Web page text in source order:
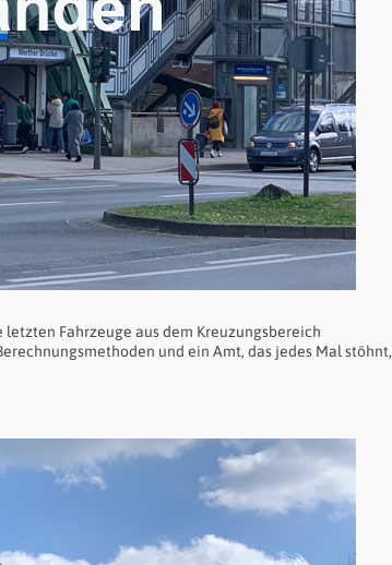
Fahrzeuge aus dem Kreuzungsbereich
und ein Amt, das jedes Mal stöhnt,